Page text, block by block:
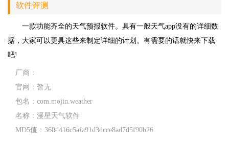
软件评测
一款功能齐全的天气预报软件。具有一般天气app没有的详细数
据，大家可以更具这些来制定详细的计划。有需要的话就快来下载
吧!
厂商：
官网： 暂无
包名： com.mojin.weather
名称： 漫星天气软件
MD5值： 360d416c5afa91d3dcce8ad7d5f90b26